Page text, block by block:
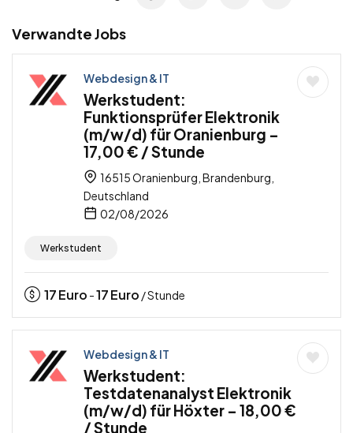
Verwandte Jobs
Webdesign & IT
Werkstudent:
Funktionsprüfer Elektronik
(m/w/d) für Oranienburg –
17,00 € / Stunde
16515 Oranienburg, Brandenburg,
Deutschland
02/08/2026
Werkstudent
17Euro -17Euro / Stunde
Webdesign & IT
Werkstudent:
Testdatenanalyst Elektronik
(m/w/d) für Höxter – 18,00 €
/ Stunde